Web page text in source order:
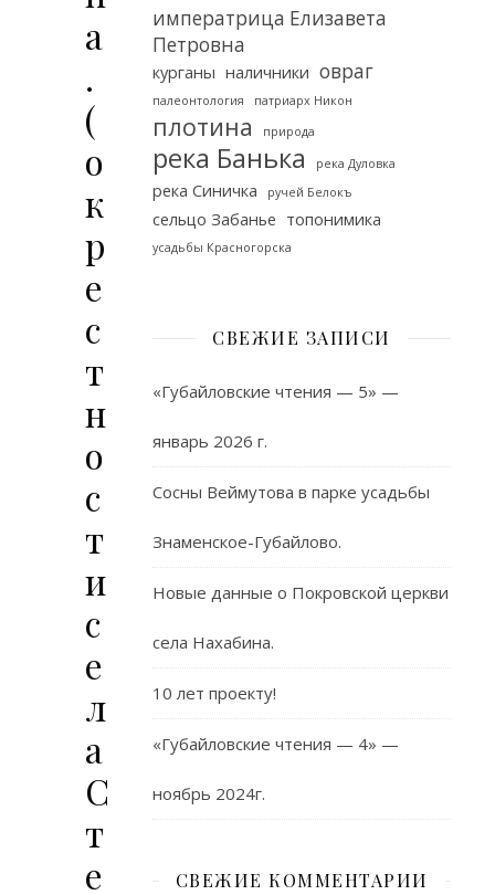
а
.
(
о
к
р
е
с
т
н
о
с
т
и
с
е
л
а
С
т
е
императрица Елизавета
Петровна
курганы наличники овраг
палеонтология патриарх Никон
плотина природа
река Банька река Дуловка
река Синичка ручей Белокъ
сельцо Забанье топонимика
усадьбы Красногорска
СВЕЖИЕ ЗАПИСИ
«Губайловские чтения — 5» —
январь 2026 г.
Сосны Веймутова в парке усадьбы
Знаменское-Губайлово.
Новые данные о Покровской церкви
села Нахабина.
10 лет проекту!
«Губайловские чтения — 4» —
ноябрь 2024г.
СВЕЖИЕ КОММЕНТАРИИ